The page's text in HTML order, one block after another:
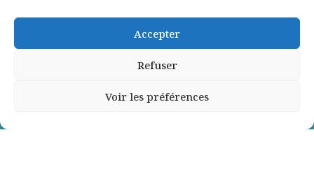
Accepter
Refuser
Voir les préférences